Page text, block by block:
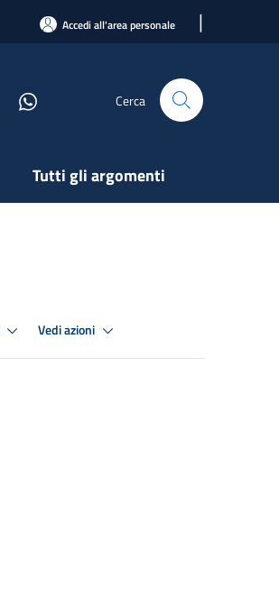
Accedi all'area personale |
Cerca
Tutti gli argomenti
Vedi azioni